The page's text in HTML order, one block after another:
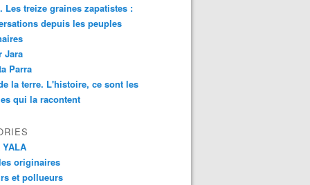
Les treize graines zapatistes :
depuis les peuples
Jara
Parra
la terre. L'histoire, ce sont les
qui la racontent
YALA
originaires
et pollueurs